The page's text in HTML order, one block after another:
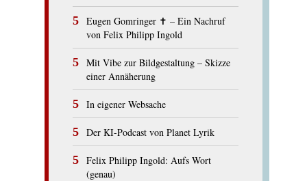
Eugen Gomringer ✝︎ – Ein Nachruf
von Felix Philipp Ingold
Mit Vibe zur Bildgestaltung – Skizze
einer Annäherung
In eigener Websache
Der KI-Podcast von Planet Lyrik
Felix Philipp Ingold: Aufs Wort
(genau)